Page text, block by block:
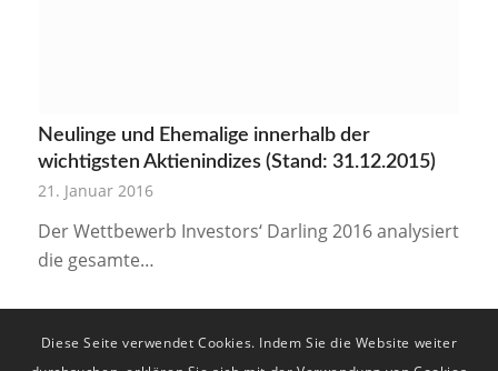
Neulinge und Ehemalige innerhalb der
wichtigsten Aktienindizes (Stand: 31.12.2015)
21. Januar 2016
Der Wettbewerb Investors‘ Darling 2016 analysiert
die gesamte…
Diese Seite verwendet Cookies. Indem Sie die Website weiter